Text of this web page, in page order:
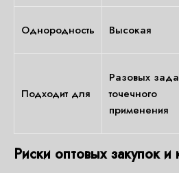
Однородность Высокая
Подходит для
Разовых
точечного
применения
Риски оптовых закупок и